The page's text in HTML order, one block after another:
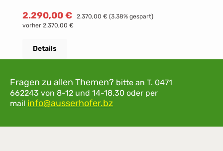
SuperCool: Einmal aktiviert, verstärkt Ihr
Liebherr seine Leistung, bis die frischen
Danach schaltet sich SuperCool automatisch
Außengehäuse ist mit einteiligen
Seitenwänden ohne Spalte ausgeführt und
daher sehr hygienisch und
legierter Stahl und besonders robust; ideal für
Verkaufspreis:
2.290,00 € Regulärer Preis:
2.370,00 € (3.38% gespart)
vorher 2.370,00 €
Details
Fragen zu allen Themen? bitte an T. 0471
662243 von 8-12 und 14-18.30 oder per
mail info@ausserhofer.bz